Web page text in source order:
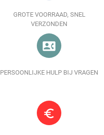
GROTE VOORRAAD, SNEL
VERZONDEN
contact_phone
PERSOONLIJKE HULP BIJ VRAGEN
euro_symbol